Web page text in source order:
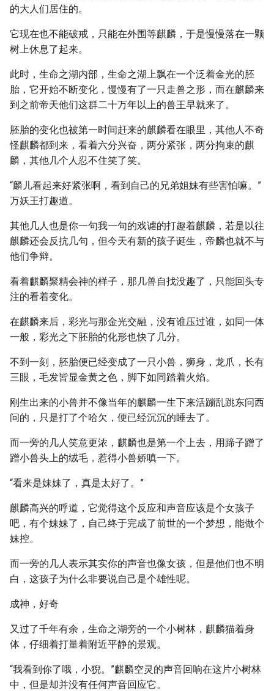
的大人们居住的。
它现在也不能破戒，只能在外围等麒麟，于是慢慢落在一颗
树上休息了起来。
此时，生命之湖内部，生命之湖上飘在一个泛着金光的胚
胎，它开始不断变化，慢慢有了一只走兽之形，而在麒麟来
到之前帝天他们这群二十万年以上的兽王早就来了。
胚胎的变化也被第一时间赶来的麒麟看在眼里，其他人不奇
怪麒麟都到来，看着六分兴奋，两分紧张，两分拘束的麒
麟，其他几个人忍不住笑了笑。
“麟儿看起来好紧张啊，看到自己的兄弟姐妹有些害怕嘛。”
万妖王打趣道。
其他几人也是你一句我一句的戏谑的打趣着麒麟，若是以往
麒麟还会反抗几句，但今天有新的孩子诞生，帝麟也就不与
他们争辩。
看着麒麟聚精会神的样子，那几兽自找没趣了，只能回头专
注的看着变化。
在麒麟来后，彩光与那金光交融，没有谁压过谁，如同一体
一般，彩光之下胚胎的化形也快了几分。
不到一刻，胚胎便已经变成了一只小兽，狮身，龙爪，长有
三眼，毛发皆显金黄之色，脚下如同踏着火焰。
刚生出来的小兽并不像当年的麒麟一生下来活蹦乱跳东问西
问的，只是打了个哈欠，便已经沉沉的睡去了。
而一旁的几人笑意更浓，麒麟也是第一个上去，用蹄子蹭了
蹭小兽头上的绒毛，惹得小兽娇嗔一下。
“看来是妹妹了，真是太好了。”
麒麟高兴的呼道，它觉得这个反应和声音应该是个女孩子
吧，有个妹妹了，自己终于完成了前世的一个梦想，能做个
妹控。
而一旁的几人表示其实你的声音也像女孩，但是他们也不明
白，这孩子为什么非要说自己是个雄性呢。
成神，好奇
又过了千年有余，生命之湖旁的一个小树林，麒麟猫着身
体，仔细着打量着附近平静的景观。
“我看到你了哦，小猊。”麒麟空灵的声音回响在这片小树林
中，但是却并没有任何声音回应它。